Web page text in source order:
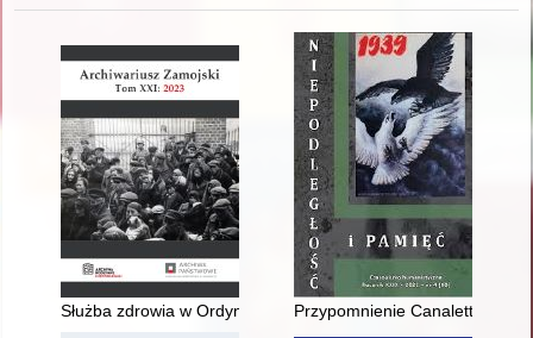
Służba zdrowia w Ordynacji Zamoyskich przed zniesieniem
Przypomnienie Canaletta